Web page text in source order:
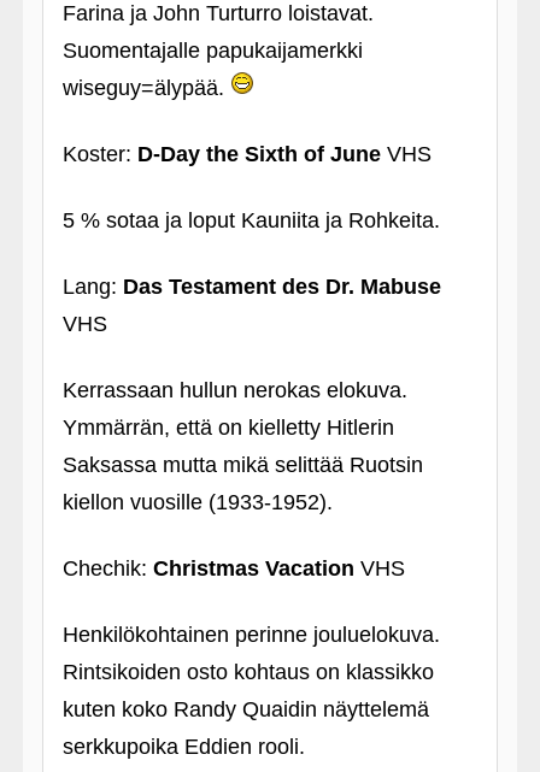
Farina ja John Turturro loistavat.
Suomentajalle papukaijamerkki
wiseguy=älypää.
Koster: D-Day the Sixth of June VHS
5 % sotaa ja loput Kauniita ja Rohkeita.
Lang: Das Testament des Dr. Mabuse
VHS
Kerrassaan hullun nerokas elokuva.
Ymmärrän, että on kielletty Hitlerin
Saksassa mutta mikä selittää Ruotsin
kiellon vuosille (1933-1952).
Chechik: Christmas Vacation VHS
Henkilökohtainen perinne jouluelokuva.
Rintsikoiden osto kohtaus on klassikko
kuten koko Randy Quaidin näyttelemä
serkkupoika Eddien rooli.